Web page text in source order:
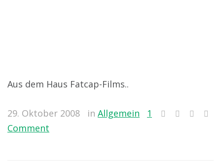
Aus dem Haus Fatcap-Films..
29. Oktober 2008 in Allgemein
1
Comment